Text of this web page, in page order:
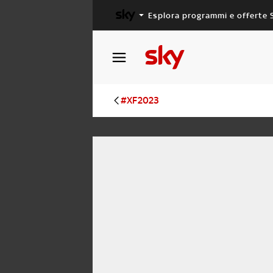
Esplora programmi e offerte
#XF2023